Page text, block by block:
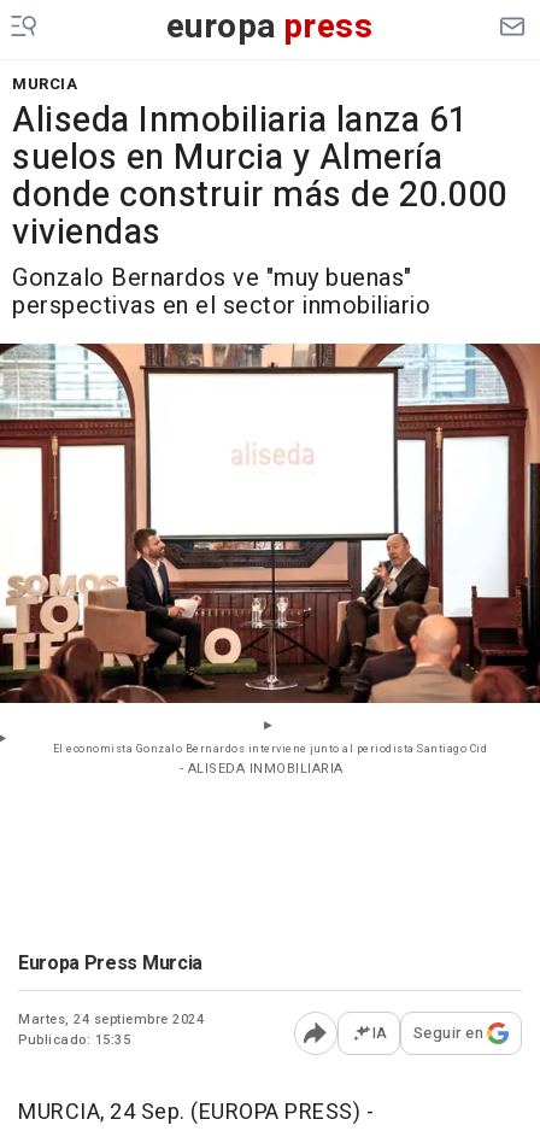
europa press
MURCIA
Aliseda Inmobiliaria lanza 61
suelos en Murcia y Almería
donde construir más de 20.000
viviendas
Gonzalo Bernardos ve "muy buenas"
perspectivas en el sector inmobiliario
El economista Gonzalo Bernardos interviene junto al periodista Santiago Cid
- ALISEDA INMOBILIARIA
Europa Press Murcia
Martes, 24 septiembre 2024
Publicado: 15:35
Abrir opciones para
IA Seguir en
MURCIA, 24 Sep. (EUROPA PRESS) -